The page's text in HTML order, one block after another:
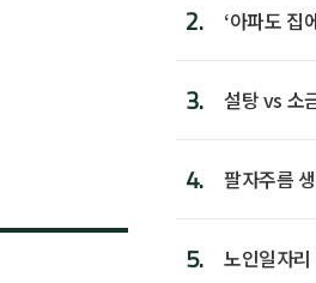
2.
‘아파도 집
3. 설탕 vs 소
4. 팔자주름
5.
노인일자